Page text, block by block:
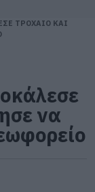
ΤΡΟΧΑΙΟ ΚΑΙ
να